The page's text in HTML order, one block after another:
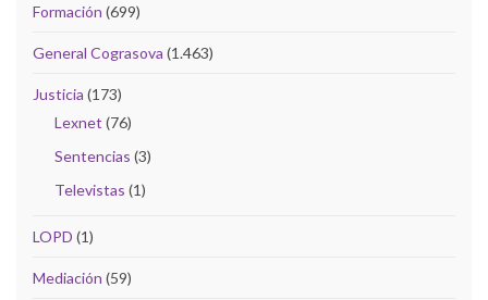
Formación (699)
General Cograsova (1.463)
Justicia (173)
Lexnet (76)
Sentencias (3)
Televistas (1)
LOPD (1)
Mediación (59)